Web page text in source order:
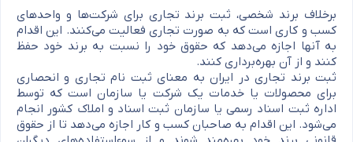
برخلاف برند شخصی، ثبت برند تجاری برای شرکت‌ها و واحدهای
کسب و کاری است که به صورت تجاری فعالیت می‌کنند. این اقدام
به آنها اجازه می‌دهد که حقوق خود را نسبت به برند خود حفظ
کنند و از آن بهره‌برداری کنند.
ثبت برند تجاری در ایران به معنای ثبت نام تجاری و انحصاری
برای محصولات یا خدمات یک شرکت یا سازمان است که توسط
اداره ثبت اسناد رسمی یا سازمان ثبت اسناد و املاک کشور انجام
می‌شود. این اقدام به صاحبان کسب و کار اجازه می‌دهد تا از حقوق